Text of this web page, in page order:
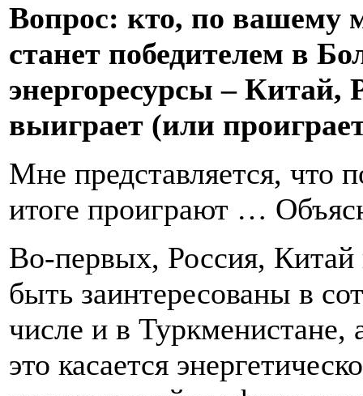
Вопрос: кто, по вашему
станет победителем в
энергоресурсы – Китай,
выиграет (или
Мне представляется, что
итоге проиграют …
Во-первых, Россия,
быть заинтересованы в
числе и в Туркменистане,
это касается